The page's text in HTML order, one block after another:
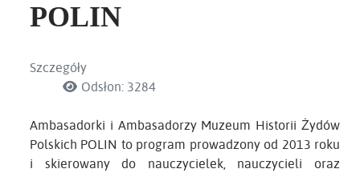
POLIN
Szczegóły
Odsłon: 3284
Ambasadorki i Ambasadorzy Muzeum Historii Żydów
Polskich POLIN to program prowadzony od 2013 roku
i skierowany do nauczycielek, nauczycieli oraz